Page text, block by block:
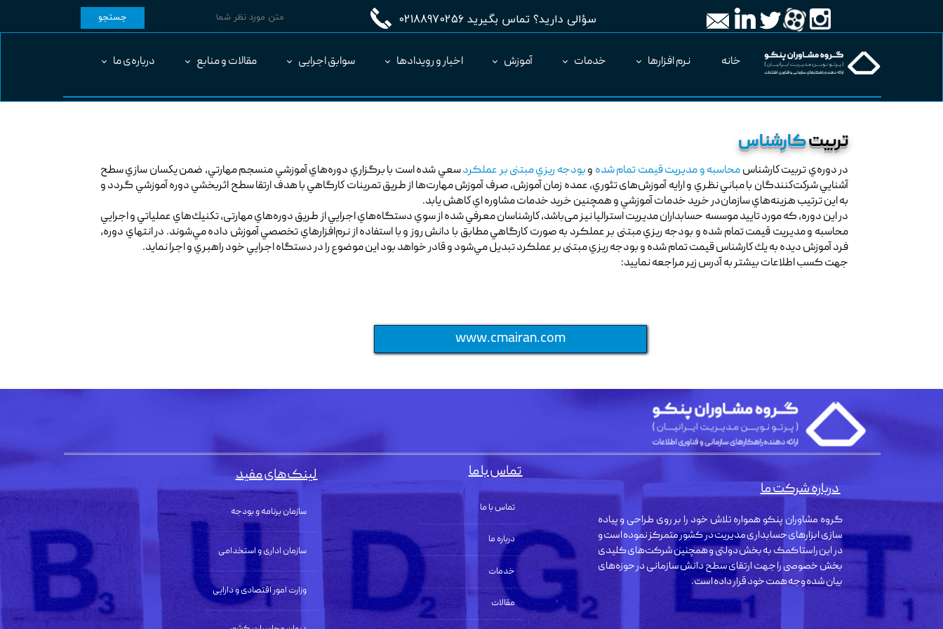
سؤالی دارید؟ تماس بگیرید 02188970256 جستجو
خانه نرم افزارها خدمات آموزش اخبار و رویدادها سوابق اجرایی مقالات و منابع درباره‌ی ما
تربیتکارشناس
در دوره‌ي تربيت كارشناسمحاسبه و مديريت قيمت تمام شده وبودجه ریزي مبتنی بر عملکردسعي شده است با برگزاري دوره‌هاي آموزشي منسجم مهارتي، ضمن يكسان سازي سطح
آشنايي شركت‌كنندگان با مباني نظري و ارايه آموزش‌های تئوري، عمده زمان آموزش، صرف آموزش مهارت‌ها از طريق تمرينات كارگاهي با هدف ارتقا سطح اثربخشي دوره آموزشي گردد و
به اين ترتيب هزينه‌هاي سازمان‌در خريد خدمات آموزشي و همچنين خريد خدمات مشاوره اي كاهش يابد.
در اين دوره، که مورد تایید موسسه حسابداران مدیریت استرالیا نیز می‌باشد، كارشناسان معرفي شده از سوي دستگاه‌هاي اجرايي از طريق دوره‌هاي مهارتی، تكنيك‌هاي عملياتي و اجرايي
محاسبه و مديريت قيمت تمام شده و بودجه ریزي مبتنی بر عملکرد به صورت كارگاهي مطابق با دانش روز و با استفاده از نرم‌افزارهاي تخصصي آموزش داده مي‌شوند. در انتهاي دوره،
فرد آموزش ديده به يك كارشناس قيمت تمام شده و بودجه ریزي مبتنی بر عملکرد تبديل مي‌شود و قادر خواهد بود اين موضوع را در دستگاه اجرايي خود راهبري و اجرا نمايد.
جهت کسب اطلاعات بیشتر به آدرس زیر مراجعه نمایید:
www.cmairan.com
لینک‌های مفید
سازمان برنامه و بودجه
سازمان اداری و استخدامی
وزارت امور اقتصادی و دارایی
تماس با ما
درباره ما
خدمات
مقالات
تماس با ما
گروه مشاوران پنکو همواره تلاش خود را بر روی طراحی و پیاده
سازی ابزارهای حسابداری مدیریت در کشور متمرکز نموده است و
در این راستا کمک به بخش دولتی و همچنین شرکت‌های کلیدی
بخش خصوصی را جهت ارتقای سطح دانش سازمانی در حوزه‌های
بیان شده وجه همت خود قرار داده است.
درباره شرکت ما